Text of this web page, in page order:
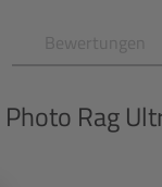
Bewertungen
Photo Rag